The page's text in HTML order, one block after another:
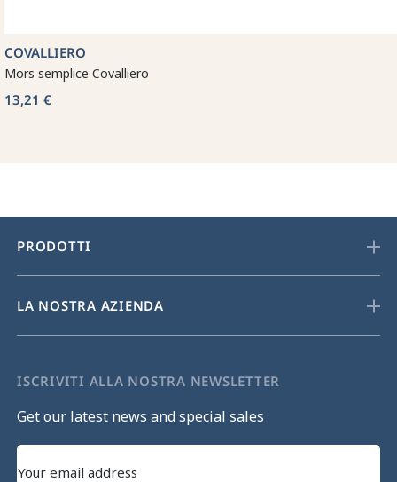
COVALLIERO
Mors semplice Covalliero
13,21 €
PRODOTTI
LA NOSTRA AZIENDA
ISCRIVITI ALLA NOSTRA NEWSLETTER
Get our latest news and special sales